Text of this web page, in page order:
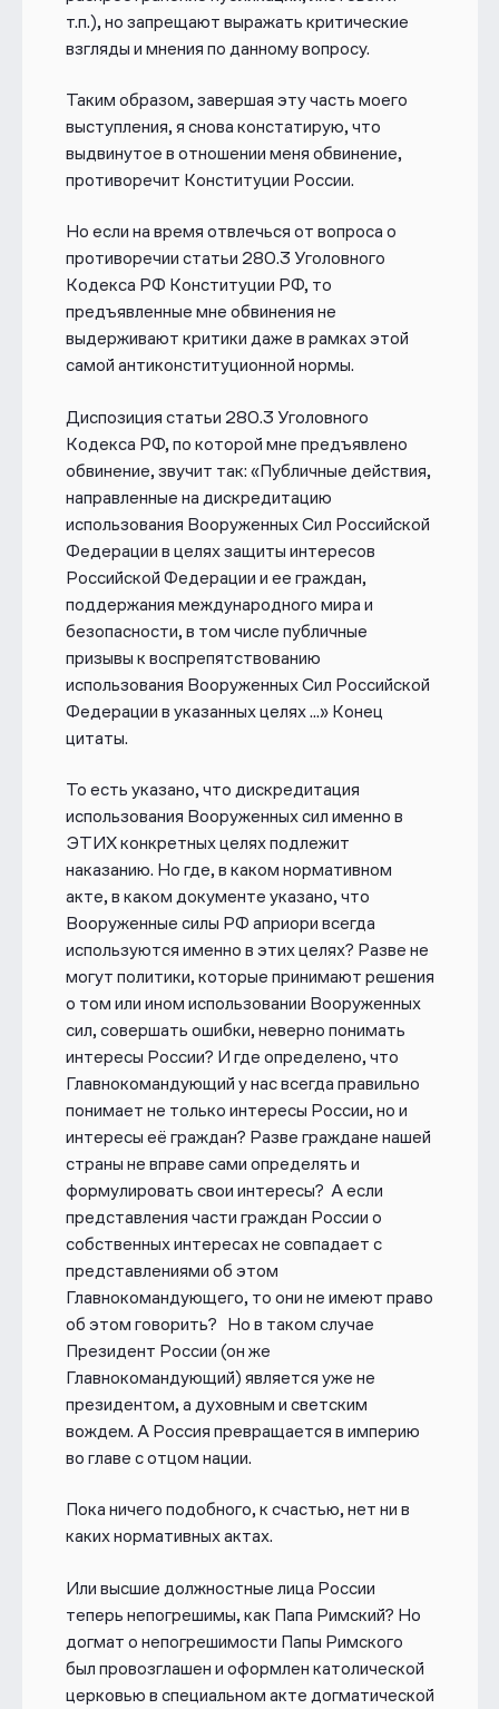
т.п.), но запрещают выражать критические
взгляды и мнения по данному вопросу.
Таким образом, завершая эту часть моего
выступления, я снова констатирую, что
выдвинутое в отношении меня обвинение,
противоречит Конституции России.
Но если на время отвлечься от вопроса о
противоречии статьи 280.3 Уголовного
Кодекса РФ Конституции РФ, то
предъявленные мне обвинения не
выдерживают критики даже в рамках этой
самой антиконституционной нормы.
Диспозиция статьи 280.3 Уголовного
Кодекса РФ, по которой мне предъявлено
обвинение, звучит так: «Публичные действия,
направленные на дискредитацию
использования Вооруженных Сил Российской
Федерации в целях защиты интересов
Российской Федерации и ее граждан,
поддержания международного мира и
безопасности, в том числе публичные
призывы к воспрепятствованию
использования Вооруженных Сил Российской
Федерации в указанных целях ...»Конец
цитаты.
То есть указано, что дискредитация
использования Вооруженных сил именно в
ЭТИХ конкретных целях подлежит
наказанию. Но где, в каком нормативном
акте, в каком документе указано, что
Вооруженные силы РФ априори всегда
используются именно в этих целях? Разве не
могут политики, которые принимают решения
о том или ином использовании Вооруженных
сил, совершать ошибки, неверно понимать
интересы России? И где определено, что
Главнокомандующий у нас всегда правильно
понимает не только интересы России, но и
интересы её граждан? Разве граждане нашей
страны не вправе сами определять и
формулировать свои интересы? А если
представления части граждан России о
собственных интересах не совпадает с
представлениями об этом
Главнокомандующего, то они не имеют право
об этом говорить? Но в таком случае
Президент России (он же
Главнокомандующий) является уже не
президентом, а духовным и светским
вождем. А Россия превращается в империю
во главе с отцом нации.
Пока ничего подобного, к счастью, нет ни в
каких нормативных актах.
Или высшие должностные лица России
теперь непогрешимы, как Папа Римский? Но
догмат о непогрешимости Папы Римского
был провозглашен и оформлен католической
церковью в специальном акте догматической